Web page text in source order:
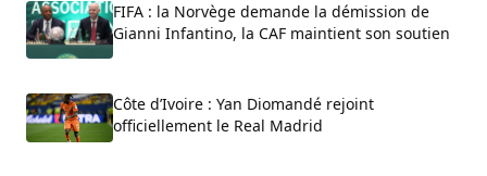
FIFA : la Norvège demande la démission de
Gianni Infantino, la CAF maintient son soutien
Côte d’Ivoire : Yan Diomandé rejoint
officiellement le Real Madrid